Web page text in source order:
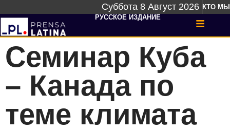
Суббота 8 Август 2026 КТО МЫ
РУССКОЕ ИЗДАНИЕ
Семинар Куба
– Канада по
теме климата